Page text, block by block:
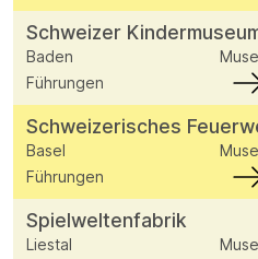
Schweizer
Baden
Führungen
Schweizerisches
Basel
Führungen
Spielweltenfabrik
Liestal